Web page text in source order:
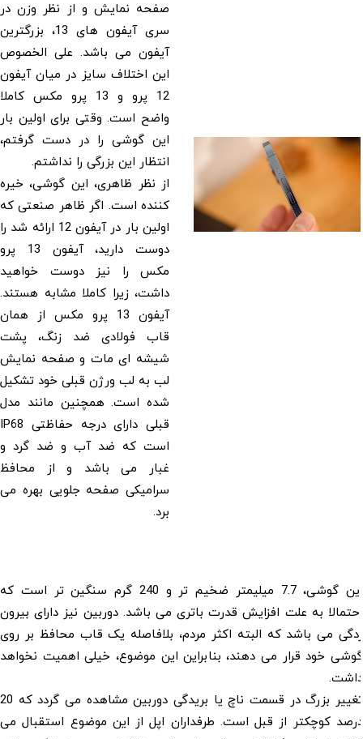
صفحه نمایش و از نظر وزن در
سری آیفون های 13، بزرگترین
آیفون می باشد. علی الخصوص
این اختلاف سایز در میان آیفون
12 پرو و 13 پرو مکس کاملا
واضح است. وقتی برای اولین بار
این گوشی را در دست گرفتم،
انتظار این بزرگی را نداشتم.
از نظر ظاهری، این گوشی، خیره
کننده است. اگر ظاهر صنعتی که
اولین بار در آیفون 12 ارائه شد را
دوست دارید، آیفون 13 پرو
مکس را نیز دوست خواهید
داشت، زیرا کاملا مشابه هستند.
آیفون 13 پرو مکس از همان
قاب فولادی ضد زنگ، پشت
شیشه ای مات و صفحه نمایش
لب به لب ورژن قبلی خود تشکیل
شده است. همچنین مانند مدل
قبلی دارای درجه حفاظتی IP68
است که ضد آب و ضد گرد و
غبار می باشد و از محافظ
سرامیکی صفحه جلویی بهره می
برد.
این گوشی، 7.7 میلیمتر ضخیم تر و 240 گرم سنگین تر است که
احتمالا به علت افزایش قدرت باتری می باشد. دوربین نیز دارای بیرون
زدگی می باشد که البته اکثر مردم، بلافاصله یک قاب محافظ بر روی
گوشی خود قرار می دهند، بنابراین این موضوع، خیلی اهمیت نخواهد
داشت.
تغییر بزرگ در قسمت ناچ یا بریدگی دوربین مشاهده می گردد که 20
درصد کوچکتر از قبل است. طرفداران اپل از این موضوع استقبال می